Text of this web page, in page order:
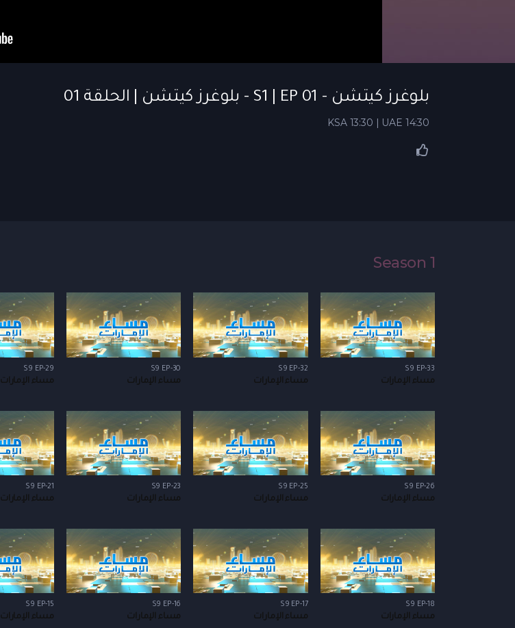
بلوغرز كيتشن - S1 | EP 01 - بلوغرز كيتشن | الحلقة 01
KSA 13:30 | UAE 14:30
Season 1
S9 EP-33
مساء الإمارات
S9 EP-32
مساء الإمارات
S9 EP-30
مساء الإمارات
S9 EP-29
مساء الإمارات
S9 EP-26
مساء الإمارات
S9 EP-25
مساء الإمارات
S9 EP-23
مساء الإمارات
S9 EP-21
مساء الإمارات
S9 EP-18
مساء الإمارات
S9 EP-17
مساء الإمارات
S9 EP-16
مساء الإمارات
S9 EP-15
مساء الإمارات